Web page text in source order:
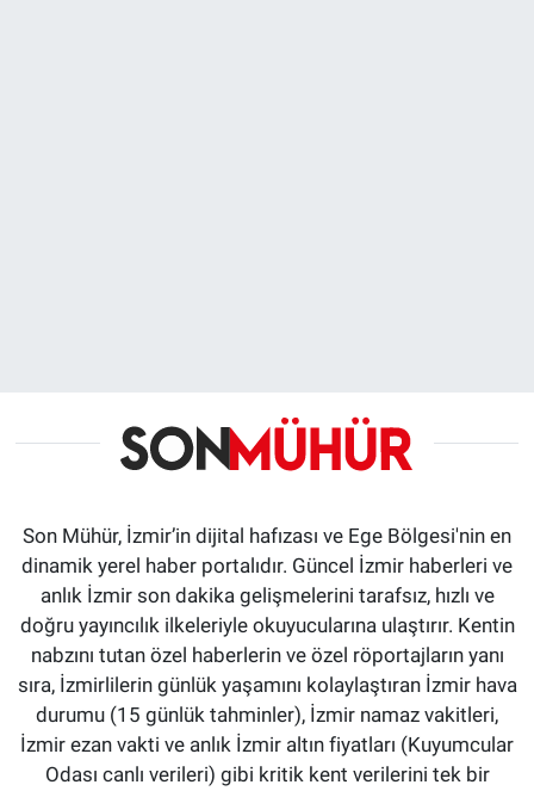
Son Mühür, İzmir’in dijital hafızası ve Ege Bölgesi'nin en
dinamik yerel haber portalıdır. Güncel İzmir haberleri ve
anlık İzmir son dakika gelişmelerini tarafsız, hızlı ve
doğru yayıncılık ilkeleriyle okuyucularına ulaştırır. Kentin
nabzını tutan özel haberlerin ve özel röportajların yanı
sıra, İzmirlilerin günlük yaşamını kolaylaştıran İzmir hava
durumu (15 günlük tahminler), İzmir namaz vakitleri,
İzmir ezan vakti ve anlık İzmir altın fiyatları (Kuyumcular
Odası canlı verileri) gibi kritik kent verilerini tek bir